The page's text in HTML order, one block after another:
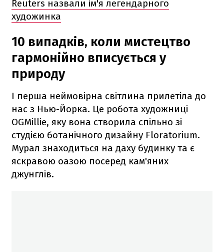
Reuters назвали ім'я легендарного
художинка
10 випадків, коли мистецтво
гармонійно вписується у
природу
І перша неймовірна світлина прилетіла до
нас з Нью-Йорка. Це робота художниці
OGMillie, яку вона створила спільно зі
студією ботанічного дизайну Floratorium.
Мурал знаходиться на даху будинку та є
яскравою оазою посеред кам'яних
джунглів.